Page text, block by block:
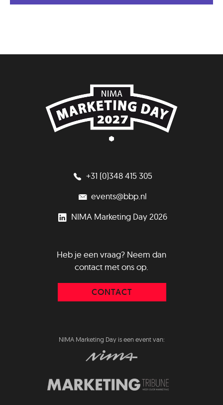
+31 (0)348 415 305
events@bbp.nl
NIMA Marketing Day 2026
Heb je een vraag? Neem dan
contact met ons op.
CONTACT
NIMA Marketing Day is een event van: